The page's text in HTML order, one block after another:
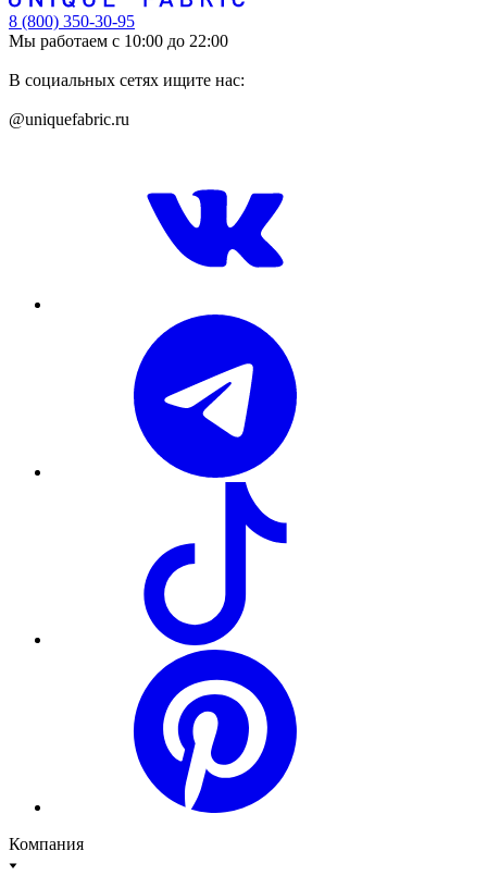
8 (800) 350-30-95
Мы работаем с 10:00 до 22:00
В социальных сетях ищите нас:
@uniquefabric.ru
Компания